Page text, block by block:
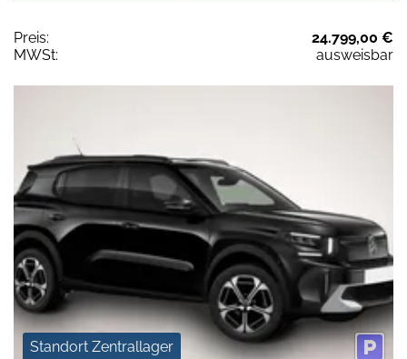
Preis:
24.799,00 €
MWSt:
ausweisbar
Standort Zentrallager